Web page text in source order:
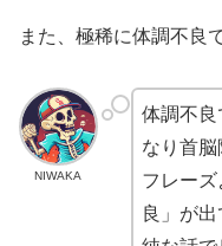
また、極稀に体調不良
NIWAKA
体調不良
なり首
フレー
良」が